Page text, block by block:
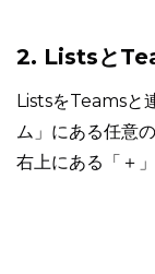
2. Listsと
ListsをTeamsと
ム」にある任意
右上にある「＋